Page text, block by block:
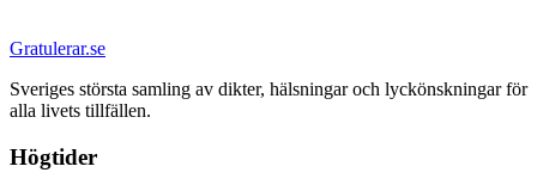
Gratulerar.se
Sveriges största samling av dikter, hälsningar och lyckönskningar för
alla livets tillfällen.
Högtider